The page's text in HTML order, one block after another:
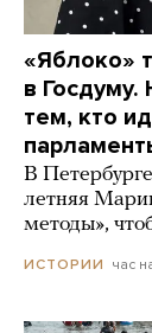
«Яблоко»
в
тем, кто
В
летняя
методы»,
ИСТОРИИ час